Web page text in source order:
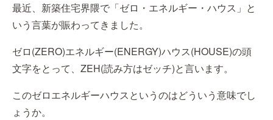
最近、新築住宅界隈で「ゼロ・エネルギー・ハウス」と
いう言葉が賑わってきました。
ゼロ(ZERO)エネルギー(ENERGY)ハウス(HOUSE)の頭
文字をとって、ZEH(読み方はゼッチ)と言います。
このゼロエネルギーハウスというのはどういう意味でし
ょうか。